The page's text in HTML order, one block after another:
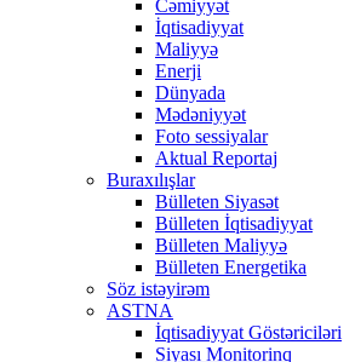
Cəmiyyət
İqtisadiyyat
Maliyyə
Enerji
Dünyada
Mədəniyyət
Foto sessiyalar
Aktual Reportaj
Buraxılışlar
Bülleten Siyasət
Bülleten İqtisadiyyat
Bülleten Maliyyə
Bülleten Energetika
Söz istəyirəm
ASTNA
İqtisadiyyat Göstəriciləri
Siyası Monitorinq